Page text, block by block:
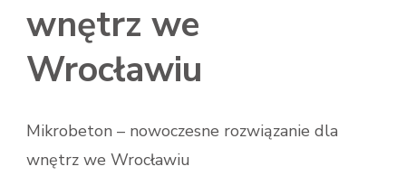
wnętrz we
Wrocławiu
Mikrobeton – nowoczesne rozwiązanie dla
wnętrz we Wrocławiu